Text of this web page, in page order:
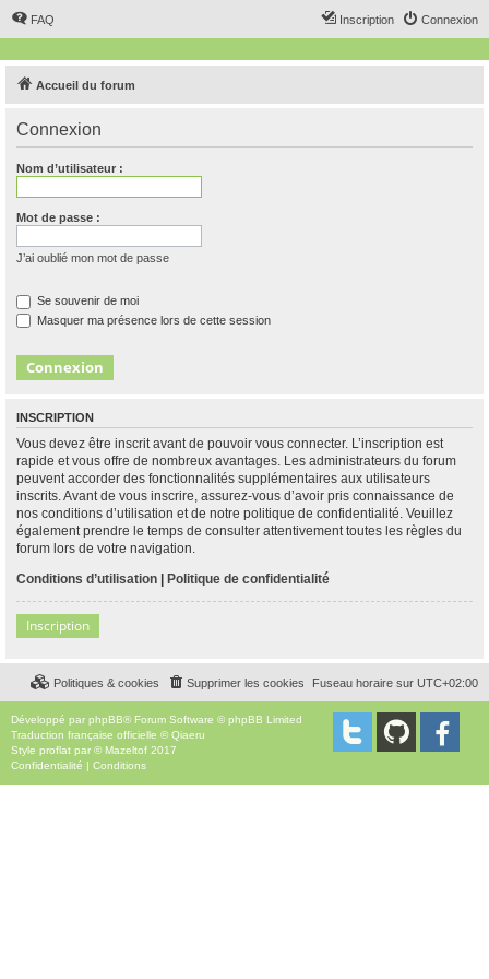
FAQ Connexion
Inscription
Accueil du forum
Connexion
Nom d’utilisateur :
Mot de passe :
J’ai oublié mon mot de passe
Se souvenir de moi
Masquer ma présence lors de cette session
INSCRIPTION
Vous devez être inscrit avant de pouvoir vous connecter. L’inscription est
rapide et vous offre de nombreux avantages. Les administrateurs du forum
peuvent accorder des fonctionnalités supplémentaires aux utilisateurs
inscrits. Avant de vous inscrire, assurez-vous d’avoir pris connaissance de
nos conditions d’utilisation et de notre politique de confidentialité. Veuillez
également prendre le temps de consulter attentivement toutes les règles du
forum lors de votre navigation.
Conditions d’utilisation | Politique de confidentialité
Inscription
Fuseau horaire sur UTC+02:00
Supprimer les cookies
Politiques & cookies
Développé par phpBB® Forum Software © phpBB Limited
Traduction française officielle ©Qiaeru
Style proflat par © Mazeltof 2017
Confidentialité | Conditions